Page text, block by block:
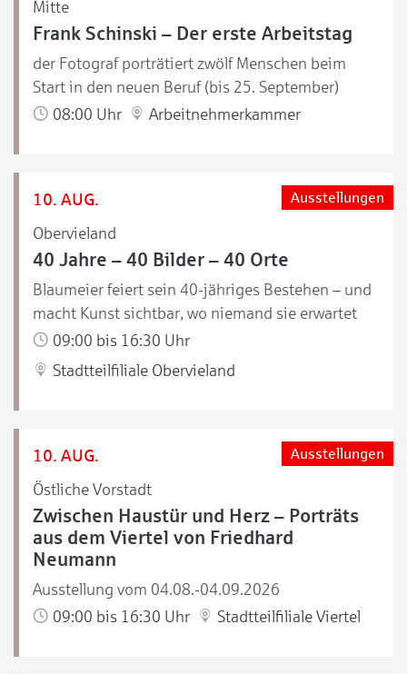
Mitte
Frank Schinski – Der erste Arbeitstag
der Fotograf porträtiert zwölf Menschen beim
Start in den neuen Beruf (bis 25. September)
08:00 Uhr
Arbeitnehmerkammer
10. AUG.
Obervieland
Ausstellungen
40 Jahre – 40 Bilder – 40 Orte
Blaumeier feiert sein 40-jähriges Bestehen – und
macht Kunst sichtbar, wo niemand sie erwartet
09:00 bis 16:30 Uhr
Stadtteilfiliale Obervieland
10. AUG.
Östliche Vorstadt
Ausstellungen
Zwischen Haustür und Herz – Porträts
aus dem Viertel von Friedhard
Neumann
Ausstellung vom 04.08.-04.09.2026
09:00 bis 16:30 Uhr
Stadtteilfiliale Viertel